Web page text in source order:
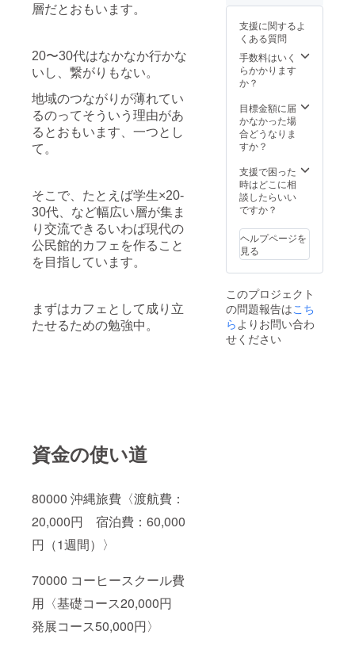
層だとおもいます。
20〜30代はなかなか行かな
いし、繋がりもない。
地域のつながりが薄れてい
るのってそういう理由があ
るとおもいます、一つとし
て。
そこで、たとえば学生×20-
30代、など幅広い層が集ま
り交流できるいわば現代の
公民館的カフェを作ること
を目指しています。
まずはカフェとして成り立
たせるための勉強中。
資金の使い道
80000 沖縄旅費〈渡航費：
20,000円 宿泊費：60,000
円（1週間）〉
70000 コーヒースクール費
用〈基礎コース20,000円
発展コース50,000円〉
支援に関するよ
くある質問
手数料はいく
らかかります
か？
目標金額に届
かなかった場
合どうなりま
すか？
支援で困った
時はどこに相
談したらいい
ですか？
ヘルプページを
見る
このプロジェクト
の問題報告はこち
ら よりお問い合わ
せください